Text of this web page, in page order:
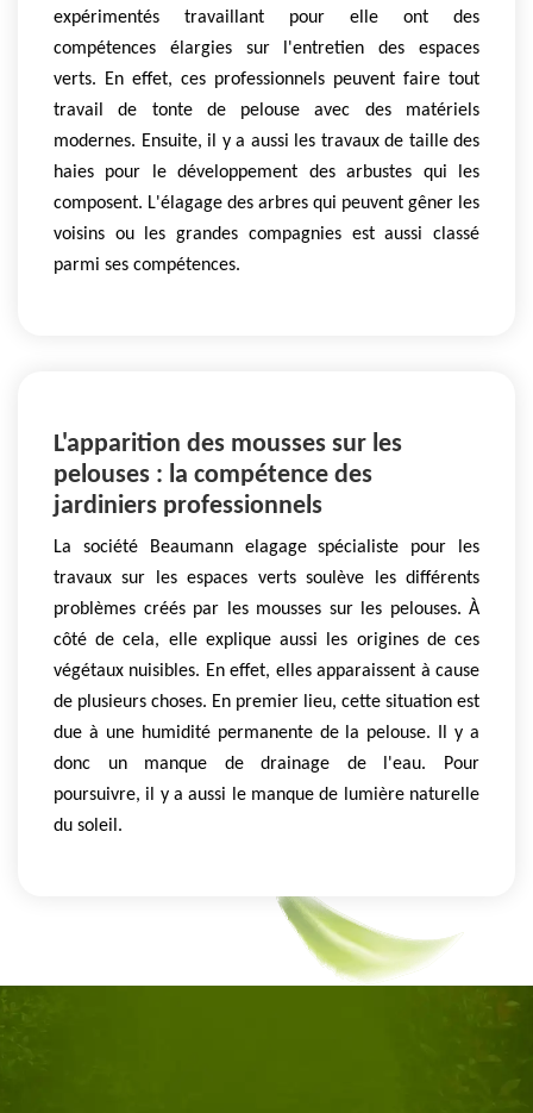
expérimentés travaillant pour elle ont des
compétences élargies sur l'entretien des espaces
verts. En effet, ces professionnels peuvent faire tout
travail de tonte de pelouse avec des matériels
modernes. Ensuite, il y a aussi les travaux de taille des
haies pour le développement des arbustes qui les
composent. L'élagage des arbres qui peuvent gêner les
voisins ou les grandes compagnies est aussi classé
parmi ses compétences.
L'apparition des mousses sur les
pelouses : la compétence des
jardiniers professionnels
La société Beaumann elagage spécialiste pour les
travaux sur les espaces verts soulève les différents
problèmes créés par les mousses sur les pelouses. À
côté de cela, elle explique aussi les origines de ces
végétaux nuisibles. En effet, elles apparaissent à cause
de plusieurs choses. En premier lieu, cette situation est
due à une humidité permanente de la pelouse. Il y a
donc un manque de drainage de l'eau. Pour
poursuivre, il y a aussi le manque de lumière naturelle
du soleil.